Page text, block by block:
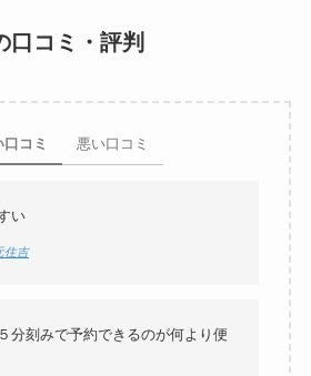
コミ・評判
口コミ 悪い口コミ
い
住吉
分刻みで予約できるのが何より便